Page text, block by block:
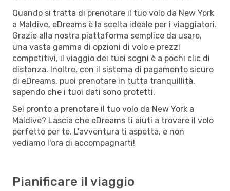
Quando si tratta di prenotare il tuo volo da New York
a Maldive, eDreams è la scelta ideale per i viaggiatori.
Grazie alla nostra piattaforma semplice da usare,
una vasta gamma di opzioni di volo e prezzi
competitivi, il viaggio dei tuoi sogni è a pochi clic di
distanza. Inoltre, con il sistema di pagamento sicuro
di eDreams, puoi prenotare in tutta tranquillità,
sapendo che i tuoi dati sono protetti.
Sei pronto a prenotare il tuo volo da New York a
Maldive? Lascia che eDreams ti aiuti a trovare il volo
perfetto per te. L'avventura ti aspetta, e non
vediamo l'ora di accompagnarti!
Pianificare il viaggio